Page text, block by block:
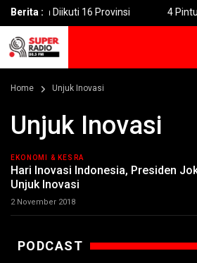
Berita :Diikuti 16 Provinsi 4 Pintu
Home Unjuk Inovasi
Unjuk Inovasi
EKONOMI & KESRA
Hari Inovasi Indonesia, Presiden
Unjuk Inovasi
2 November 2018
PODCAST